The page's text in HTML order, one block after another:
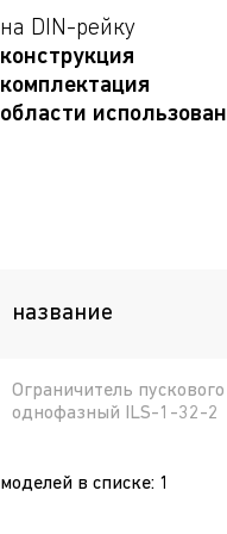
на DIN-рейку
конструкция
Комплектное
комплектация
области
название
Ограничитель пускового
однофазный ILS-1-32-2
моделей в списке: 1